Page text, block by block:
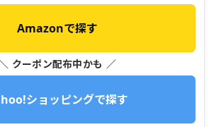
Amazonで探す
クーポン配布中かも ／
ショッピングで探す